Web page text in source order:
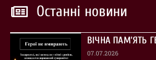
Останні новини
ВІЧНА ПАМ’ЯТЬ
07.07.2026